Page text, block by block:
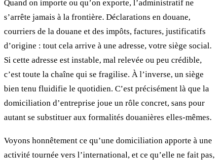
Quand on importe ou qu’on exporte, l’administratif ne
s’arrête jamais à la frontière. Déclarations en douane,
courriers de la douane et des impôts, factures, justificatifs
d’origine : tout cela arrive à une adresse, votre siège social.
Si cette adresse est instable, mal relevée ou peu crédible,
c’est toute la chaîne qui se fragilise. À l’inverse, un siège
bien tenu fluidifie le quotidien. C’est précisément là que la
domiciliation d’entreprise joue un rôle concret, sans pour
autant se substituer aux formalités douanières elles-mêmes.
Voyons honnêtement ce qu’une domiciliation apporte à une
activité tournée vers l’international, et ce qu’elle ne fait pas,